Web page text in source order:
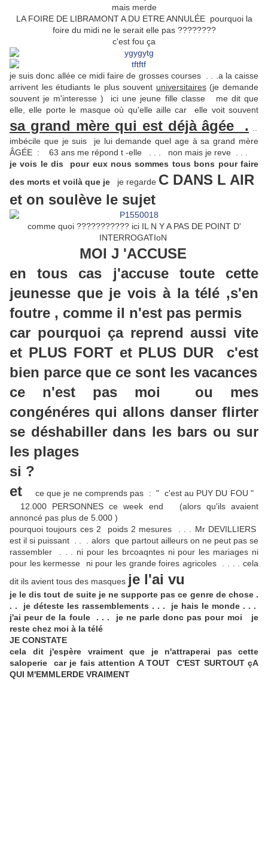
mais merde
LA FOIRE DE LIBRAMONT A DU ETRE ANNULÉE pourquoi la
foire du midi ne le serait elle pas ????????
c'est fou ça
je suis donc allée ce midi faire de grosses courses . . .a la caisse
arrivent les étudiants le plus souvent universitaires(je demande
souvent je m'interesse ) ici une jeune fille classe me dit que
elle, elle porte le masque où qu'elle aille car elle voit souvent
sa grand mère qui est déjà âgée .
imbécile que je suis je lui demande quel age à sa grand mère
ÂGÉE : 63 ans me répond t -elle . . . non mais je reve . . .
je vois le dis pour eux nous sommes tous bons pour faire
des morts et voilà que je je regarde C DANS L AIR
et on soulève le sujet
comme quoi ??????????? ici IL N Y A PAS DE POINT D'
INTERROGATIoN
MOI J 'ACCUSE
en tous cas j'accuse toute cette
jeunesse que je vois à la télé ,s'en
foutre , comme il n'est pas permis
car pourquoi ça reprend aussi vite
et PLUS FORT et PLUS DUR c'est
bien parce que ce sont les vacances
ce n'est pas moi ou mes
congénéres qui allons danser flirter
se déshabiller dans les bars ou sur
les plages
si ?
et
ce que je ne comprends pas : " c'est au PUY DU FOU "
12.000 PERSONNES ce week end (alors qu'ils avaient
annoncé pas plus de 5.000 )
pourquoi toujours ces 2 poids 2 mesures . . . Mr DEVILLIERS
est il si puissant . . . alors que partout ailleurs on ne peut pas se
rassembler . . . ni pour les brcoaqntes ni pour les mariages ni
pour les kermesse ni pour les grande foires agricoles . . . . cela
dit ils avient tous des masques je l'ai vu
je le dis tout de suite je ne supporte pas ce genre de chose .
. . je déteste les rassemblements . . . je hais le monde . . .
j'ai peur de la foule . . . je ne parle donc pas pour moi je
reste chez moi à la télé
JE CONSTATE
cela dit j'espère vraiment que je n'attraperai pas cette
saloperie car je fais attention A TOUT C'EST SURTOUT çA
QUI M'EMMLERDE VRAIMENT